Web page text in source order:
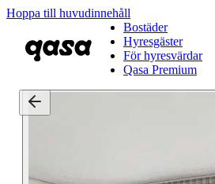
Hoppa till huvudinnehåll
Bostäder
Hyresgäster
För hyresvärdar
Qasa Premium